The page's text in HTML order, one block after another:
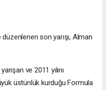
son yarışı, Alman
ve 2011 yılını
üstünlük kurduğu Formula